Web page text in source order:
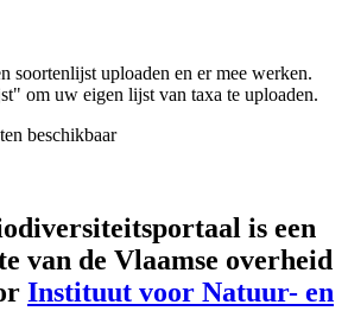
soortenlijst uploaden en er mee werken.
om uw eigen lijst van taxa te uploaden.
beschikbaar
is een
van de Vlaamse overheid
Instituut voor Natuur- en